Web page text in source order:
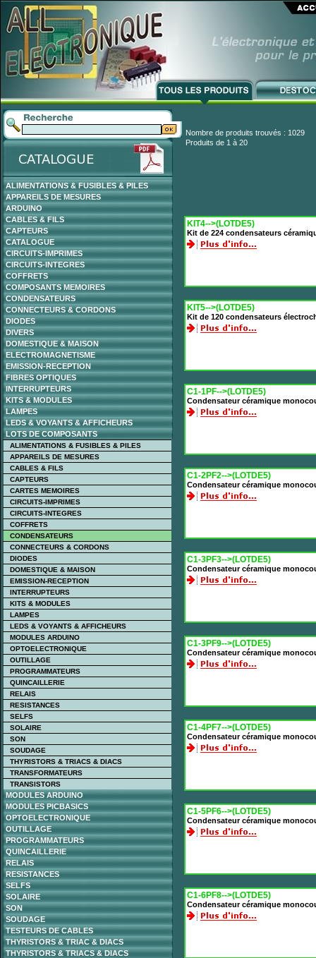
ALIMENTATIONS & FUSIBLES & PILES
APPAREILS DE MESURES
ARDUINO
CABLES & FILS
CAPTEURS
CATALOGUE
CIRCUITS-IMPRIMES
CIRCUITS-INTEGRES
COFFRETS
COMPOSANTS MEMOIRES
CONDENSATEURS
CONNECTEURS & CORDONS
DIODES
DIVERS
DOMESTIQUE & MAISON
ELECTROMAGNETISME
EMISSION-RECEPTION
FIBRES OPTIQUES
INTERRUPTEURS
KITS & MODULES
LAMPES
LEDS & VOYANTS & AFFICHEURS
LOTS DE COMPOSANTS
ALIMENTATIONS & FUSIBLES & PILES
APPAREILS DE MESURES
CABLES & FILS
CAPTEURS
CARTES MEMOIRES
CIRCUITS-IMPRIMES
CIRCUITS-INTEGRES
COFFRETS
CONDENSATEURS
CONNECTEURS & CORDONS
DIODES
DOMESTIQUE & MAISON
EMISSION-RECEPTION
INTERRUPTEURS
KITS & MODULES
LAMPES
LEDS & VOYANTS & AFFICHEURS
MODULES ARDUINO
OPTOELECTRONIQUE
OUTILLAGE
PROGRAMMATEURS
QUINCAILLERIE
RELAIS
RESISTANCES
SELFS
SOLAIRE
SON
SOUDAGE
THYRISTORS & TRIACS & DIACS
TRANSFORMATEURS
TRANSISTORS
MODULES ARDUINO
MODULES PICBASICS
OPTOELECTRONIQUE
OUTILLAGE
PROGRAMMATEURS
QUINCAILLERIE
RELAIS
RESISTANCES
SELFS
SOLAIRE
SON
SOUDAGE
TESTEURS DE CABLES
THYRISTORS & TRIAC & DIACS
THYRISTORS & TRIACS & DIACS
Nombre de produits trouvés : 1029
Produits de 1 à 20
KIT4-->(LOTDE5)
Kit de 224 condensateurs
KIT5-->(LOTDE5)
Kit de 120 condensateurs
C1-1PF-->(LOTDE5)
Condensateur céramique
C1-2PF2-->(LOTDE5)
Condensateur céramique
C1-3PF3-->(LOTDE5)
Condensateur céramique
C1-3PF9-->(LOTDE5)
Condensateur céramique
C1-4PF7-->(LOTDE5)
Condensateur céramique
C1-5PF6-->(LOTDE5)
Condensateur céramique
C1-6PF8-->(LOTDE5)
Condensateur céramique